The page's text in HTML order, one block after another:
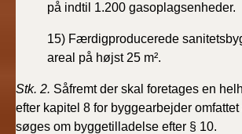
på indtil 1.200 gasoplagsenheder.
15) Færdigproducerede
areal på højst 25 m².
Stk. 2. Såfremt der skal foretages en
efter kapitel 8 for byggearbejder
søges om byggetilladelse efter § 10.